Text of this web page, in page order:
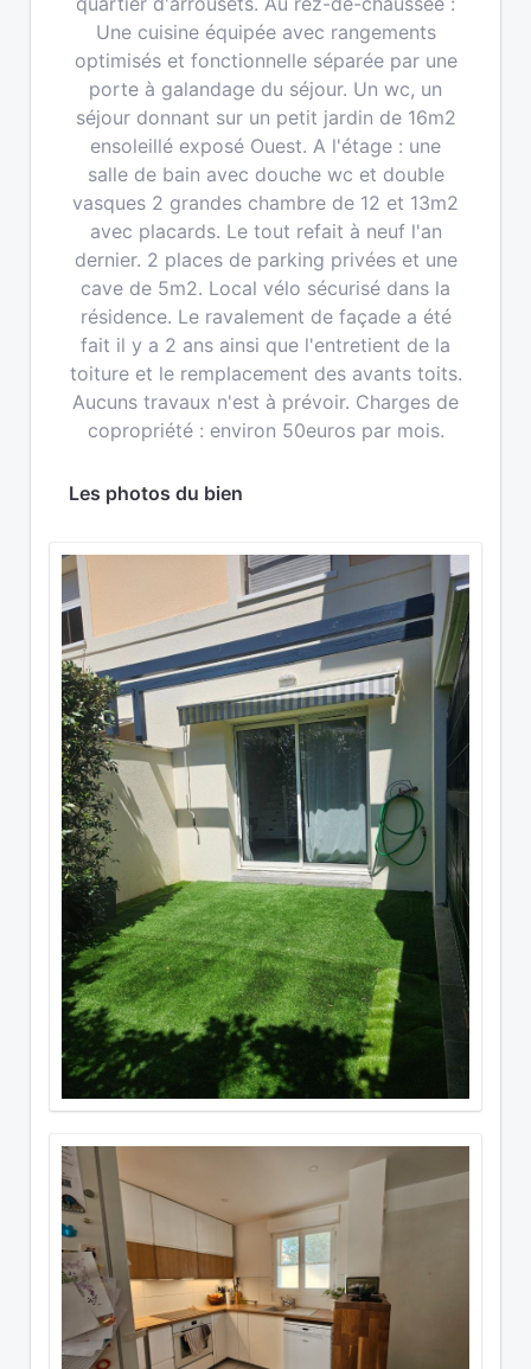
Une cuisine équipée avec rangements
optimisés et fonctionnelle séparée par une
porte à galandage du séjour. Un wc, un
séjour donnant sur un petit jardin de 16m2
ensoleillé exposé Ouest. A l'étage : une
salle de bain avec douche wc et double
vasques 2 grandes chambre de 12 et 13m2
avec placards. Le tout refait à neuf l'an
dernier. 2 places de parking privées et une
cave de 5m2. Local vélo sécurisé dans la
résidence. Le ravalement de façade a été
fait il y a 2 ans ainsi que l'entretient de la
toiture et le remplacement des avants toits.
Aucuns travaux n'est à prévoir. Charges de
copropriété : environ 50euros par mois.
Les photos du bien